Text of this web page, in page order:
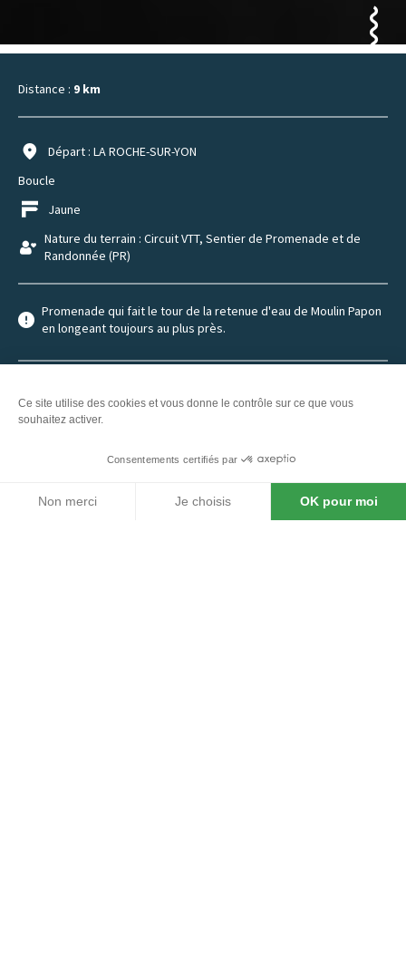
Distance : 9 km
Départ : LA ROCHE-SUR-YON
Boucle
Jaune
Nature du terrain : Circuit VTT, Sentier de Promenade et de
Randonnée (PR)
Promenade qui fait le tour de la retenue d'eau de Moulin Papon
en longeant toujours au plus près.
Ce site utilise des cookies et vous donne le contrôle sur ce que vous
souhaitez activer.
Consentements certifiés par
Non merci Je choisis OK pour moi